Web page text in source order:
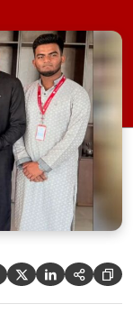
সম্পাদক
পোস্টে
বলেন,
লক্ষ্যে
   